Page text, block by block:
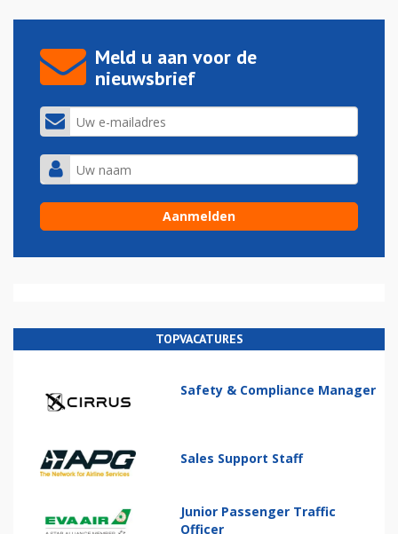
Meld u aan voor de
nieuwsbrief
TOPVACATURES
Safety & Compliance Manager
Sales Support Staff
Junior Passenger Traffic
Officer